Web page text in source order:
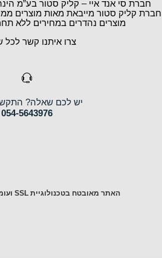
אנד איי – קליק סטור בע”מ הינה חברה
סטור מייבאת מאות מוצרים ממותגים
נהדרים במחירים ללא תחרות
צרו איתנו קשר לכל שאלה!
יש לכם שאלה? התקשרו אלינו
054-5643976
האתר מאובטח בטכנולוגיית SSL ועומד בתקן PCI העולמי!